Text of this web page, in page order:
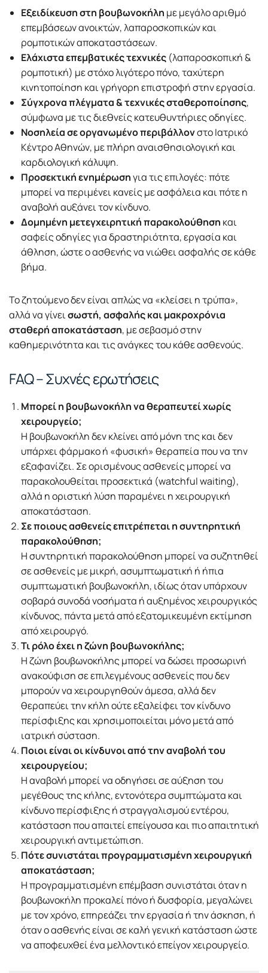
Εξειδίκευση στη βουβωνοκήλη με μεγάλο αριθμό
επεμβάσεων ανοικτών, λαπαροσκοπικών και
ρομποτικών αποκαταστάσεων.
Ελάχιστα επεμβατικές τεχνικές (λαπαροσκοπική &
ρομποτική) με στόχο λιγότερο πόνο, ταχύτερη
κινητοποίηση και γρήγορη επιστροφή στην εργασία.
Σύγχρονα πλέγματα & τεχνικές σταθεροποίησης,
σύμφωνα με τις διεθνείς κατευθυντήριες οδηγίες.
Νοσηλεία σε οργανωμένο περιβάλλονστο Ιατρικό
Κέντρο Αθηνών, με πλήρη αναισθησιολογική και
καρδιολογική κάλυψη.
Προσεκτική ενημέρωσηγια τις επιλογές: πότε
μπορεί να περιμένει κανείς με ασφάλεια και πότε η
αναβολή αυξάνει τον κίνδυνο.
Δομημένη μετεγχειρητική παρακολούθηση και
σαφείς οδηγίες για δραστηριότητα, εργασία και
άθληση, ώστε ο ασθενής να νιώθει ασφαλής σε κάθε
βήμα.
Το ζητούμενο δεν είναι απλώς να «κλείσει η τρύπα»,
αλλά να γίνεισωστή, ασφαλής και μακροχρόνια
σταθερή αποκατάσταση, με σεβασμό στην
καθημερινότητα και τις ανάγκες του κάθε ασθενούς.
FAQ – Συχνές ερωτήσεις
Μπορεί η βουβωνοκήλη να θεραπευτεί χωρίς
χειρουργείο;
Η βουβωνοκήλη δεν κλείνει από μόνη της και δεν
υπάρχει φάρμακο ή «φυσική» θεραπεία που να την
εξαφανίζει. Σε ορισμένους ασθενείς μπορεί να
παρακολουθείται προσεκτικά (watchful waiting),
αλλά η οριστική λύση παραμένει η χειρουργική
αποκατάσταση.
Σε ποιους ασθενείς επιτρέπεται η συντηρητική
παρακολούθηση;
Η συντηρητική παρακολούθηση μπορεί να συζητηθεί
σε ασθενείς με μικρή, ασυμπτωματική ή ήπια
συμπτωματική βουβωνοκήλη, ιδίως όταν υπάρχουν
σοβαρά συνοδά νοσήματα ή αυξημένος χειρουργικός
κίνδυνος, πάντα μετά από εξατομικευμένη εκτίμηση
από χειρουργό.
Τι ρόλο έχει η ζώνη βουβωνοκήλης;
Η ζώνη βουβωνοκήλης μπορεί να δώσει προσωρινή
ανακούφιση σε επιλεγμένους ασθενείς που δεν
μπορούν να χειρουργηθούν άμεσα, αλλά δεν
θεραπεύει την κήλη ούτε εξαλείφει τον κίνδυνο
περίσφιξης και χρησιμοποιείται μόνο μετά από
ιατρική σύσταση.
Ποιοι είναι οι κίνδυνοι από την αναβολή του
χειρουργείου;
Η αναβολή μπορεί να οδηγήσει σε αύξηση του
μεγέθους της κήλης, εντονότερα συμπτώματα και
κίνδυνο περίσφιξης ή στραγγαλισμού εντέρου,
κατάσταση που απαιτεί επείγουσα και πιο απαιτητική
χειρουργική αντιμετώπιση.
Πότε συνιστάται προγραμματισμένη χειρουργική
αποκατάσταση;
Η προγραμματισμένη επέμβαση συνιστάται όταν η
βουβωνοκήλη προκαλεί πόνο ή δυσφορία, μεγαλώνει
με τον χρόνο, επηρεάζει την εργασία ή την άσκηση, ή
όταν ο ασθενής είναι σε καλή γενική κατάσταση ώστε
να αποφευχθεί ένα μελλοντικό επείγον χειρουργείο.